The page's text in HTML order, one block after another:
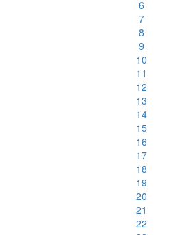
6
7
8
9
10
11
12
13
14
15
16
17
18
19
20
21
22